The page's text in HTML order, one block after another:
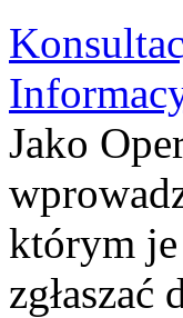
Jako
którym